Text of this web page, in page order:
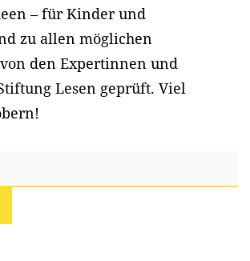
– für Kinder und
zu allen möglichen
den Expertinnen und
Lesen geprüft. Viel